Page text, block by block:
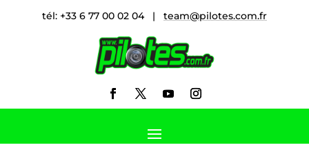
tél: +33 6 77 00 02 04 | team@pilotes.com.fr